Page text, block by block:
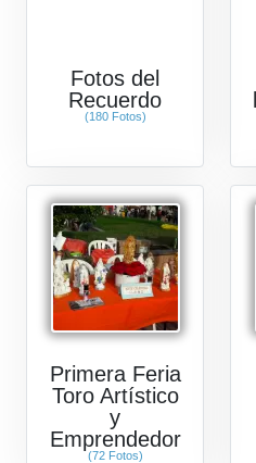
Fotos del
Recuerdo
(180 Fotos)
Primera Feria
Toro Artístico
y
Emprendedor
(72 Fotos)